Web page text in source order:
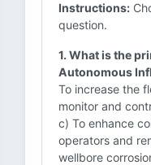
Instructions:
question.
1. What is the
Autonomous
To increase the
monitor and
c) To enhance
operators and
wellbore